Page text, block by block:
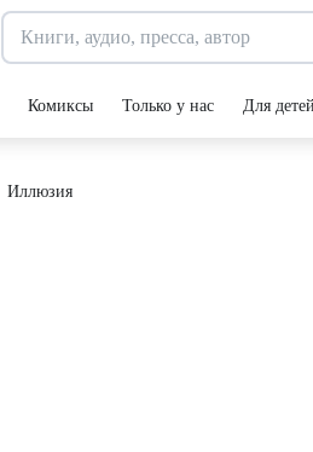
Комиксы Только у нас Для детей
Иллюзия